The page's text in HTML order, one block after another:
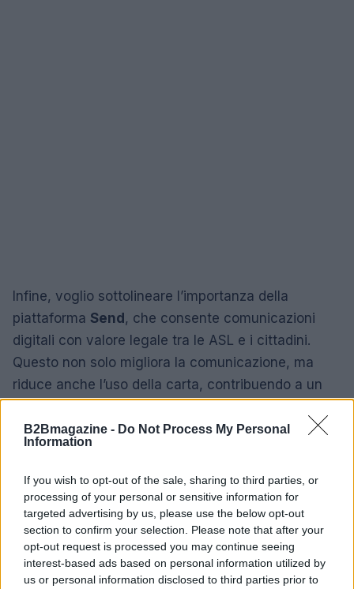
B2Bmagazine - Do Not Process My Personal
Information
If you wish to opt-out of the sale, sharing to third parties, or
processing of your personal or sensitive information for
targeted advertising by us, please use the below opt-out
section to confirm your selection. Please note that after your
opt-out request is processed you may continue seeing
interest-based ads based on personal information utilized by
us or personal information disclosed to third parties prior to
Infine, voglio sottolineare l’importanza della
piattaforma Send , che consente comunicazioni
digitali con valore legale tra le ASL e i cittadini.
Questo non solo migliora la comunicazione, ma
riduce anche l’uso della carta, contribuendo a un
futuro più green? 🌍
PagoPA rappresenta una vera rivoluzione per la
sanità italiana. E voi, cosa ne pensate? Siete già
passati al digitale per i vostri pagamenti? Fatemi
sapere nei commenti! 👇💬